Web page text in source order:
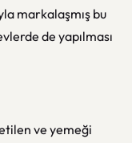
markalaşmış bu
de yapılması
ve yemeği